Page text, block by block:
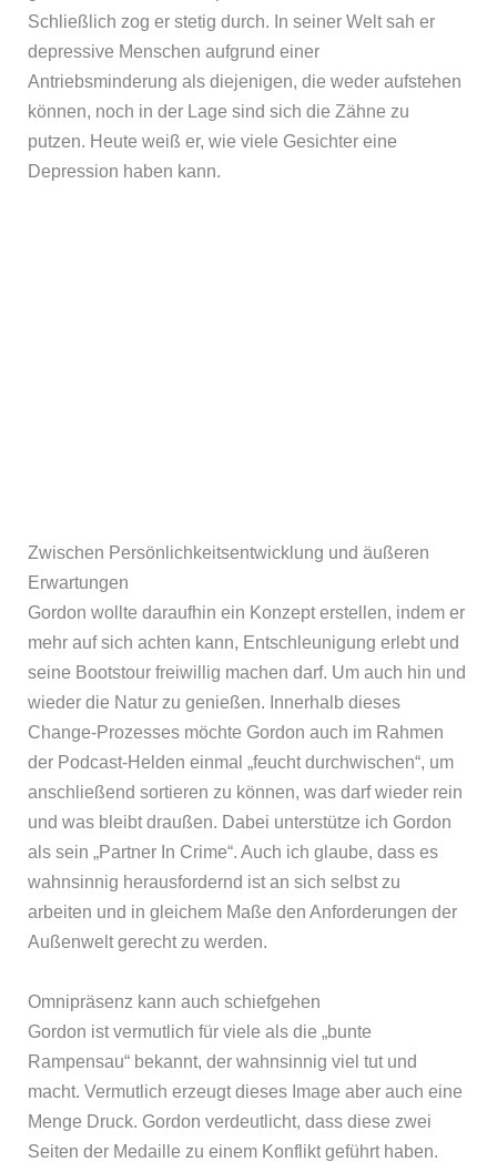
Schließlich zog er stetig durch. In seiner Welt sah er
depressive Menschen aufgrund einer
Antriebsminderung als diejenigen, die weder aufstehen
können, noch in der Lage sind sich die Zähne zu
putzen. Heute weiß er, wie viele Gesichter eine
Depression haben kann.
Zwischen Persönlichkeitsentwicklung und äußeren
Erwartungen
Gordon wollte daraufhin ein Konzept erstellen, indem er
mehr auf sich achten kann, Entschleunigung erlebt und
seine Bootstour freiwillig machen darf. Um auch hin und
wieder die Natur zu genießen. Innerhalb dieses
Change-Prozesses möchte Gordon auch im Rahmen
der Podcast-Helden einmal „feucht durchwischen“, um
anschließend sortieren zu können, was darf wieder rein
und was bleibt draußen. Dabei unterstütze ich Gordon
als sein „Partner In Crime“. Auch ich glaube, dass es
wahnsinnig herausfordernd ist an sich selbst zu
arbeiten und in gleichem Maße den Anforderungen der
Außenwelt gerecht zu werden.
Omnipräsenz kann auch schiefgehen
Gordon ist vermutlich für viele als die „bunte
Rampensau“ bekannt, der wahnsinnig viel tut und
macht. Vermutlich erzeugt dieses Image aber auch eine
Menge Druck. Gordon verdeutlicht, dass diese zwei
Seiten der Medaille zu einem Konflikt geführt haben.